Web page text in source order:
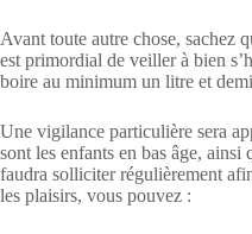
Avant toute autre chose, sachez
est primordial de veiller à bien
boire au minimum un litre et
Une vigilance particulière sera
sont les enfants en bas âge, ainsi
faudra solliciter régulièrement
les plaisirs, vous pouvez :